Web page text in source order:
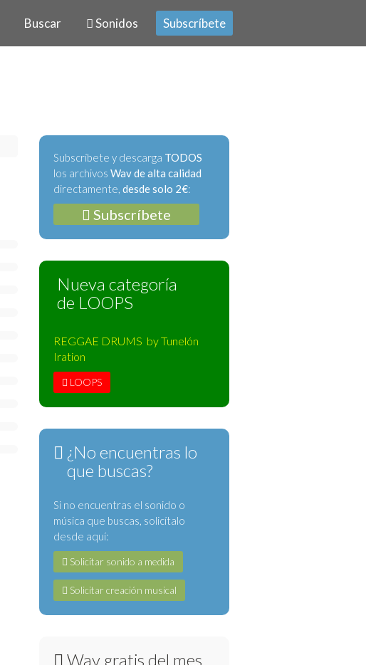
Buscar Sonidos Subscríbete
Subscríbete y descarga TODOS
los archivos Wav de alta calidad
directamente, desde solo 2€:
Subscríbete
Nueva categoría
de LOOPS
REGGAE DRUMS by Tunelón
Iration
LOOPS
¿No encuentras lo
que buscas?
Si no encuentras el sonido o
música que buscas, solicítalo
desde aquí:
Solicitar sonido a medida
Solicitar creación musical
Wav gratis del mes